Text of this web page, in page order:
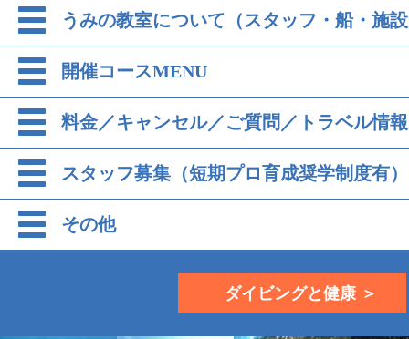
うみの教室について（スタッフ・船・施
開催コースMENU
料金／キャンセル／ご質問／トラベル情報
スタッフ募集（短期プロ育成奨学制度有）
その他
ダイビングと健康 ＞